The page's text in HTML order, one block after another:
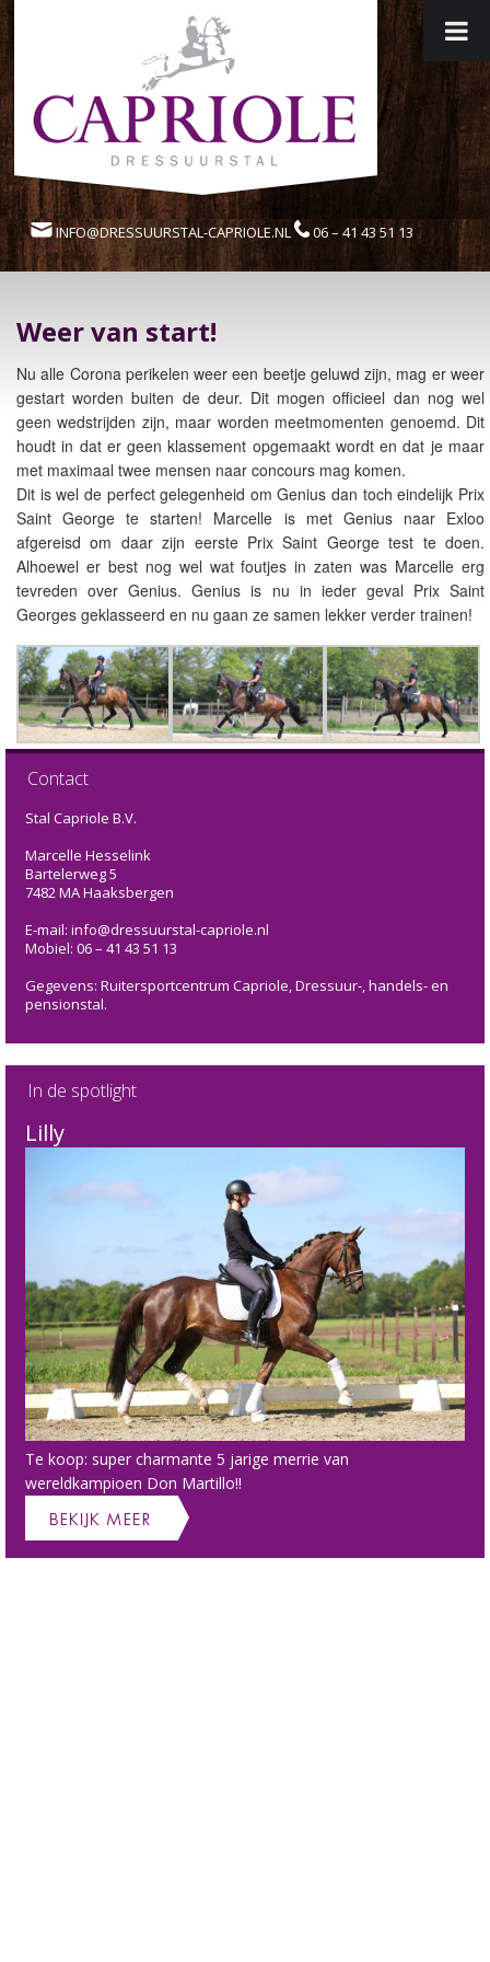
INFO@DRESSUURSTAL-CAPRIOLE.NL 06 – 41 43 51 13
Weer van start!
Nu alle Corona perikelen weer een beetje geluwd zijn, mag er weer
gestart worden buiten de deur. Dit mogen officieel dan nog wel
geen wedstrijden zijn, maar worden meetmomenten genoemd. Dit
houdt in dat er geen klassement opgemaakt wordt en dat je maar
met maximaal twee mensen naar concours mag komen.
Dit is wel de perfect gelegenheid om Genius dan toch eindelijk Prix
Saint George te starten! Marcelle is met Genius naar Exloo
afgereisd om daar zijn eerste Prix Saint George test te doen.
Alhoewel er best nog wel wat foutjes in zaten was Marcelle erg
tevreden over Genius. Genius is nu in ieder geval Prix Saint
Georges geklasseerd en nu gaan ze samen lekker verder trainen!
Contact
Stal Capriole B.V.
Marcelle Hesselink
Bartelerweg 5
7482 MA Haaksbergen
E-mail: info@dressuurstal-capriole.nl
Mobiel: 06 – 41 43 51 13
Gegevens: Ruitersportcentrum Capriole, Dressuur-, handels- en
pensionstal.
In de spotlight
Lilly
Te koop: super charmante 5 jarige merrie van
wereldkampioen Don Martillo!!